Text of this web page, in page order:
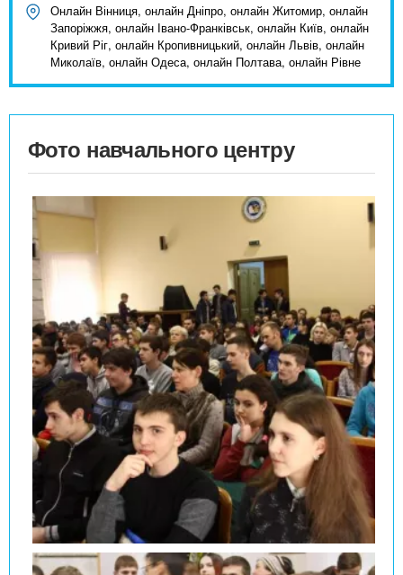
Онлайн Вінниця, онлайн Дніпро, онлайн Житомир, онлайн
Запоріжжя, онлайн Івано-Франківськ, онлайн Київ, онлайн
Кривий Ріг, онлайн Кропивницький, онлайн Львів, онлайн
Миколаїв, онлайн Одеса, онлайн Полтава, онлайн Рівне
Фото навчального центру